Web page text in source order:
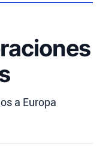
BUSCAR
a Europa